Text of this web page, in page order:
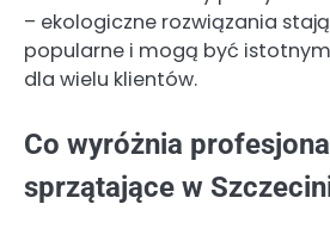
– ekologiczne rozwiązania
popularne i mogą być
dla wielu klientów.
Co wyróżnia
sprzątające w